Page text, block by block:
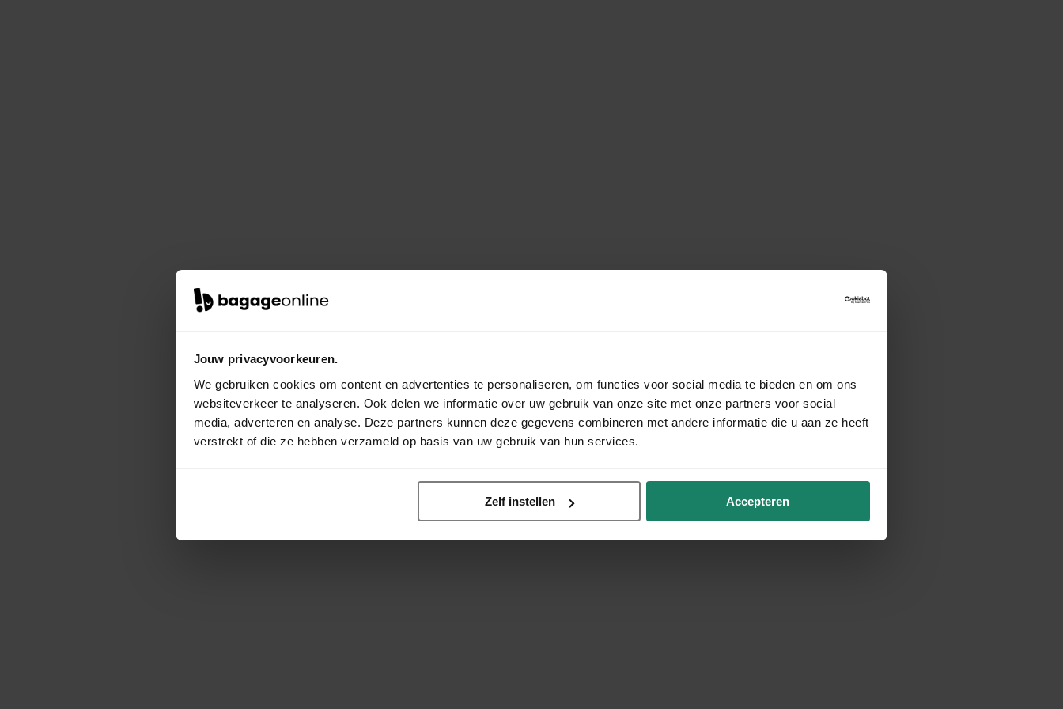
Jouw privacyvoorkeuren.
We gebruiken cookies om content en advertenties te personaliseren, om functies voor social media te bieden en om ons
websiteverkeer te analyseren. Ook delen we informatie over uw gebruik van onze site met onze partners voor social
media, adverteren en analyse. Deze partners kunnen deze gegevens combineren met andere informatie die u aan ze heeft
verstrekt of die ze hebben verzameld op basis van uw gebruik van hun services.
Zelf instellen Accepteren